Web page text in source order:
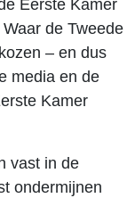
Eerste Kamer
Waar de Tweede
– en dus
media en de
Kamer
vast in de
ondermijnen